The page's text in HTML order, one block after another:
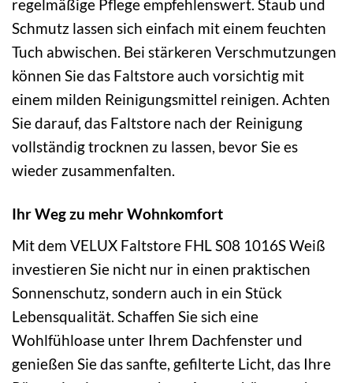
regelmäßige Pflege empfehlenswert. Staub und
Schmutz lassen sich einfach mit einem feuchten
Tuch abwischen. Bei stärkeren Verschmutzungen
können Sie das Faltstore auch vorsichtig mit
einem milden Reinigungsmittel reinigen. Achten
Sie darauf, das Faltstore nach der Reinigung
vollständig trocknen zu lassen, bevor Sie es
wieder zusammenfalten.
Ihr Weg zu mehr Wohnkomfort
Mit dem VELUX Faltstore FHL S08 1016S Weiß
investieren Sie nicht nur in einen praktischen
Sonnenschutz, sondern auch in ein Stück
Lebensqualität. Schaffen Sie sich eine
Wohlfühloase unter Ihrem Dachfenster und
genießen Sie das sanfte, gefilterte Licht, das Ihre